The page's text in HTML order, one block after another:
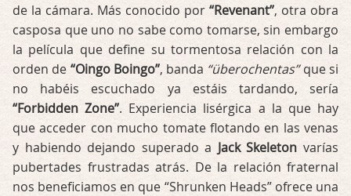
de la cámara. Más conocido por “Revenant”, otra obra
casposa que uno no sabe como tomarse, sin embargo
la película que define su tormentosa relación con la
orden de “Oingo Boingo”, banda “überochentas”que si
no habéis escuchado ya estáis tardando, sería
“Forbidden Zone”. Experiencia lisérgica a la que hay
que acceder con mucho tomate flotando en las venas
y habiendo dejando superado a Jack Skeleton varías
pubertades frustradas atrás. De la relación fraternal
nos beneficiamos en que “Shrunken Heads” ofrece una